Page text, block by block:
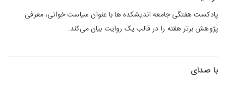
پادکست هفتگی جامعه اندیشکده ها با عنوان سیاست خوانی، معرفی
پژوهش برتر هفته را در قالب یک روایت بیان می‌کند.
با صدای